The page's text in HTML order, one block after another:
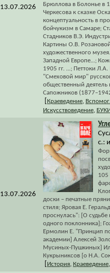
13.07.2026
Брюллова в Болонье в
Черкесова к сказке
концептуальность в
бойчукизм в Самаре;
Стадников В.Э.
Картины О.В.
художественного
Западной Европе...;
1905 гг. ...; Петтоки
"Смеховой мир"
общественный
Сапожников
Краеведение
Искусствоведение
13.07.2026
с.:
105
доски – печатные
стиля; Яровая Е.
проснулась": [О
одного поклонника];
Ермолин Е. "Принцип
академии] Алексей
Мусиных-Пушкиных]
Кукрыниксов [о Н.А.
История Краеведение